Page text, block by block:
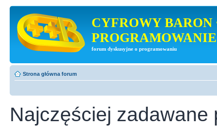
CYFROWY BARON
PROGRAMOWANIE
forum dyskusyjne o programowaniu
Strona główna forum
Najczęściej zadawane